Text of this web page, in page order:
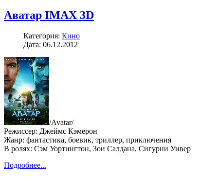
Аватар IMAX 3D
Категория: Кино
Дата: 06.12.2012
/Avatar/
Режиссер: Джеймс Кэмерон
Жанр: фантастика, боевик, триллер, приключения
В ролях: Сэм Уортингтон, Зои Салдана, Сигурни Уивер
Подробнее...